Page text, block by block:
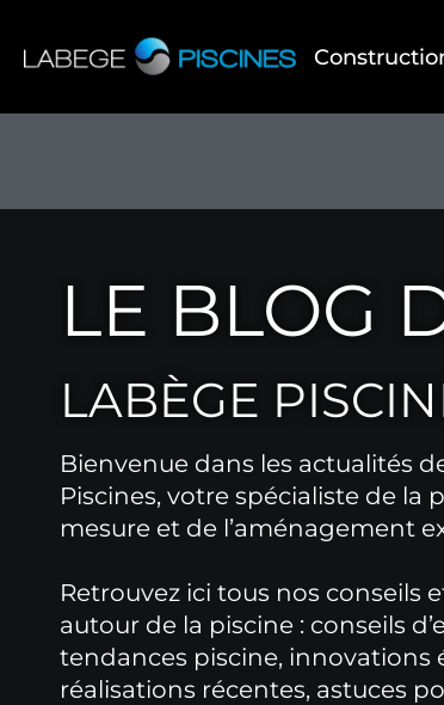
au
LE BLOG
LABÈGE
Bienvenue dans les actualités
Piscines, votre spécialiste de la
mesure et de l’aménagement
Retrouvez ici tous nos conseils
autour de la piscine : conseils
tendances piscine, innovations
réalisations récentes, astuces